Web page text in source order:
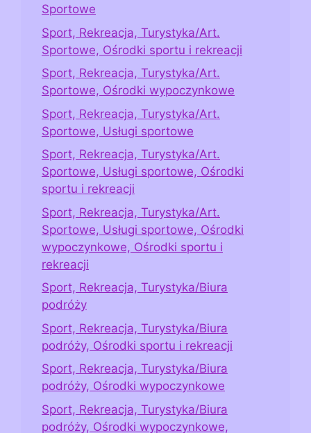
Sportowe
Sport, Rekreacja, Turystyka/Art.
Sportowe, Ośrodki sportu i rekreacji
Sport, Rekreacja, Turystyka/Art.
Sportowe, Ośrodki wypoczynkowe
Sport, Rekreacja, Turystyka/Art.
Sportowe, Usługi sportowe
Sport, Rekreacja, Turystyka/Art.
Sportowe, Usługi sportowe, Ośrodki
sportu i rekreacji
Sport, Rekreacja, Turystyka/Art.
Sportowe, Usługi sportowe, Ośrodki
wypoczynkowe, Ośrodki sportu i
rekreacji
Sport, Rekreacja, Turystyka/Biura
podróży
Sport, Rekreacja, Turystyka/Biura
podróży, Ośrodki sportu i rekreacji
Sport, Rekreacja, Turystyka/Biura
podróży, Ośrodki wypoczynkowe
Sport, Rekreacja, Turystyka/Biura
podróży, Ośrodki wypoczynkowe,